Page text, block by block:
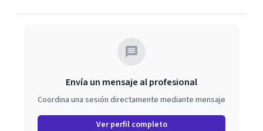
Envía un mensaje al profesional
Coordina una sesión directamente mediante mensaje
Ver perfil completo